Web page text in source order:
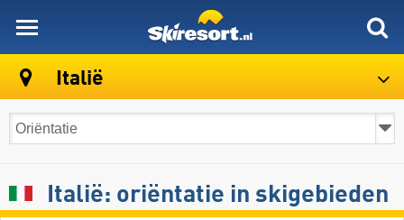
Italië
Italië: oriëntatie in skigebieden